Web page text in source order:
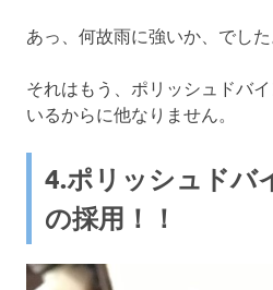
あっ、何故雨に強いか、でした
それはもう、ポリッシュドバ
いるからに他なりません。
4.ポリッシュドバ
の採用！！